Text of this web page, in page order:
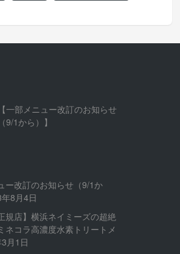
【一部メニュー改訂のお知らせ
（9/1から）】
ー改訂のお知らせ（9/1か
8月4日
規店】横浜ネイミーズの超絶
ネコラ高濃度水素トリートメ
月1日